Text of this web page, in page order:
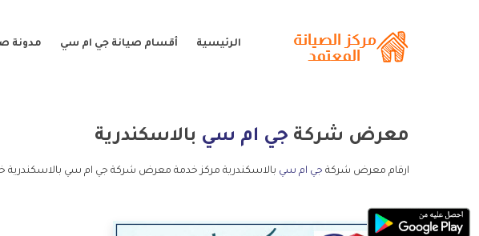
الرئيسية أقسام صيانة جي ام سي مدونة
معرض شركة جي ام سي بالاسكندرية
ارقام معرض شركة جي ام سي بالاسكندرية مركز خدمة معرض شركة جي ام سي